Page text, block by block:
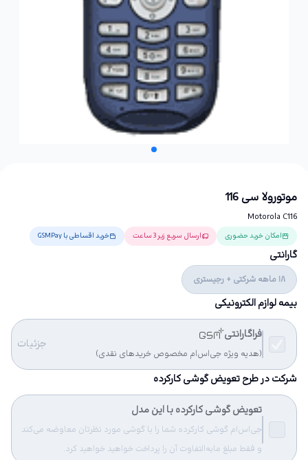
موتورولا سی 116
Motorola C116
امکان خرید حضوری ارسال سریع زیر 3 ساعت خرید اقساطی با GSMPay
گارانتی
18 ماهه شرکتی + رجیستری
بیمه لوازم الکترونیکی
فراگارانتی
(هدیه ویژه جی‌اس‌ام مخصوص خریدهای نقدی)
جزئیات
شرکت در طرح تعویض گوشی کارکرده
تعویض گوشی کارکرده با این مدل
جی‌اس‌ام گوشی کارکرده شما را با گوشی مورد نظرتان معاوضه می‌کند
و فقط مبلغ مابه‌التفاوت آن را پرداخت خواهید خواهید کرد.